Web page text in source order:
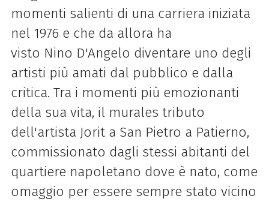
momenti salienti di una carriera iniziata
nel 1976 e che da allora ha
visto Nino D'Angelo diventare uno degli
artisti più amati dal pubblico e dalla
critica. Tra i momenti più emozionanti
della sua vita, il murales tributo
dell'artista Jorit a San Pietro a Patierno,
commissionato dagli stessi abitanti del
quartiere napoletano dove è nato, come
omaggio per essere sempre stato vicino